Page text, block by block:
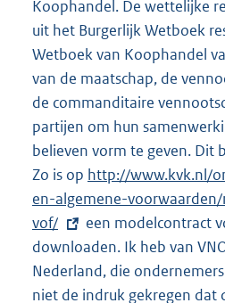
Koophandel. De wettelijke
uit het Burgerlijk Wetboek
Wetboek van Koophandel
van de maatschap, de
de commanditaire
partijen om hun
believen vorm te geven. Dit
Zo is op E
x
t
e
r
n
http://www.kvk.nl/
en-algemene-
vof/
een modelcontract
downloaden. Ik heb van
Nederland, die
niet de indruk gekregen dat